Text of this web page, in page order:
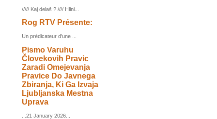
///// Kaj delaš ? //// Hlini...
Rog RTV Présente:
Un prédicateur d'une ...
Pismo Varuhu
Človekovih Pravic
Zaradi Omejevanja
Pravice Do Javnega
Zbiranja, Ki Ga Izvaja
Ljubljanska Mestna
Uprava
...21 January 2026...